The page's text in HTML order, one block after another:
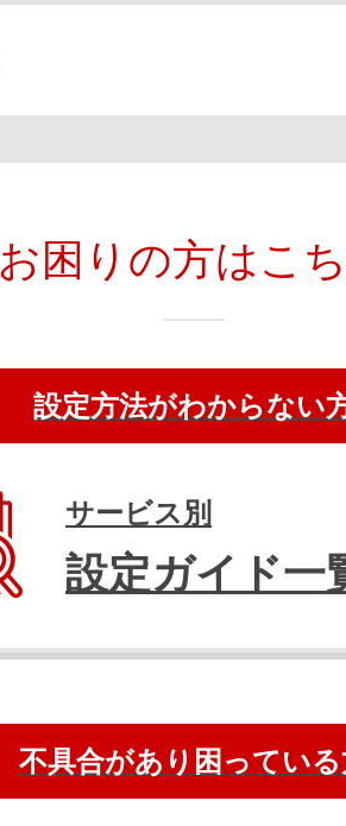
お困りの方はこ
設定方法がわからない
サービス別
設定ガイド一
不具合があり困っている